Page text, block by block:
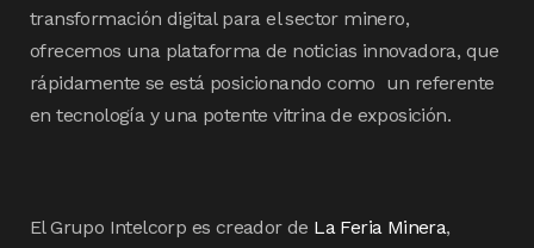
transformación digital para el sector minero,
ofrecemos una plataforma de noticias innovadora, que
rápidamente se está posicionando como un referente
en tecnología y una potente vitrina de exposición.
El Grupo Intelcorp es creador de La Feria Minera,